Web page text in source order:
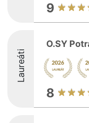
9
Laureáti
O.SY
8